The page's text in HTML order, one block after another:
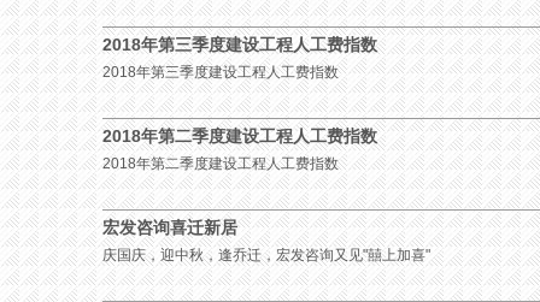
2018年第三季度建设工程人工费指数
2018年第三季度建设工程人工费指数
2018年第二季度建设工程人工费指数
2018年第二季度建设工程人工费指数
宏发咨询喜迁新居
庆国庆，迎中秋，逢乔迁，宏发咨询又见"囍上加喜"